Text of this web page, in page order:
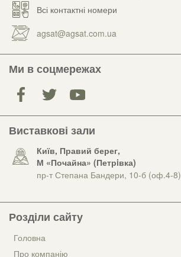
Всі контактні номери
agsat@agsat.com.ua
Ми в соцмережах
Виставкові зали
Київ, Правий берег,
М «Почайна» (Петрiвка)
пр-т Степана Бандери, 10-б (оф.4-8)
Розділи сайту
Головна
Про компанію